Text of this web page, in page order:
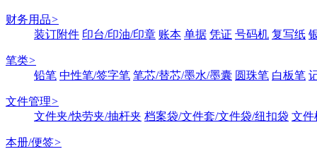
财务用品>
装订附件 印台/印油/印章 账本 单据 凭证 号码机 复写纸
笔类>
铅笔 中性笔/签字笔 笔芯/替芯/墨水/墨囊 圆珠笔 白板笔
文件管理>
文件夹/快劳夹/抽杆夹 档案袋/文件套/文件袋/纽扣袋 文件
本册/便签>